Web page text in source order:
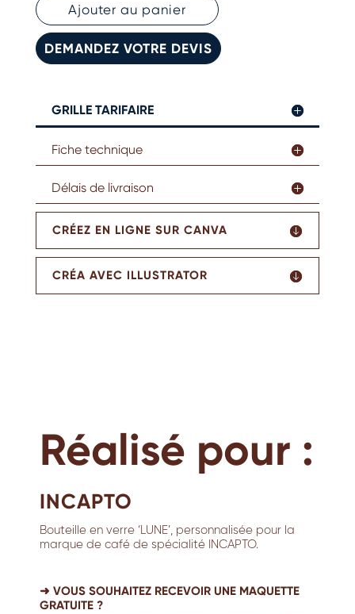
verre
personnalisée
Ajouter au panier
DEMANDEZ VOTRE DEVIS
GRILLE TARIFAIRE
Fiche technique
Délais de livraison
CRÉEZ EN LIGNE SUR CANVA
CRÉA AVEC ILLUSTRATOR
Réalisé pour :
INCAPTO
Bouteille en verre ‘LUNE’, personnalisée pour la
marque de café de spécialité INCAPTO.
➜ VOUS SOUHAITEZ RECEVOIR UNE MAQUETTE
GRATUITE ?